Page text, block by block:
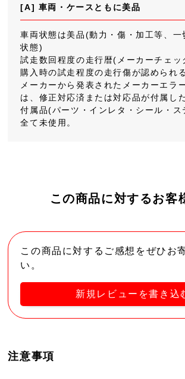
[A] 車両・ケースともに美品
車両状態は美品(動力・傷・加工等、一
状態)
試走数回程度の走行暦(メーカーチェッ
購入時の試走程度の走行傷が認められ
メーカーから発表されたメーカーエラ
は、修正対応済または対応品が付属し
付属品(パーツ・インレタ・シール・ス
全て未使用。
この商品に対するお客
この商品に対するご感想をぜひお
い。
新規レビューを書き込
注意事項